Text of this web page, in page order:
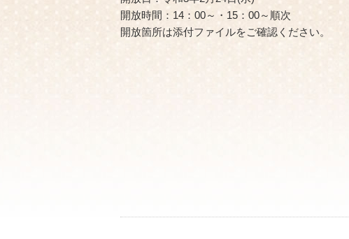
開放時間：14：00～・15：00～順次
開放箇所は添付ファイルをご確認ください。